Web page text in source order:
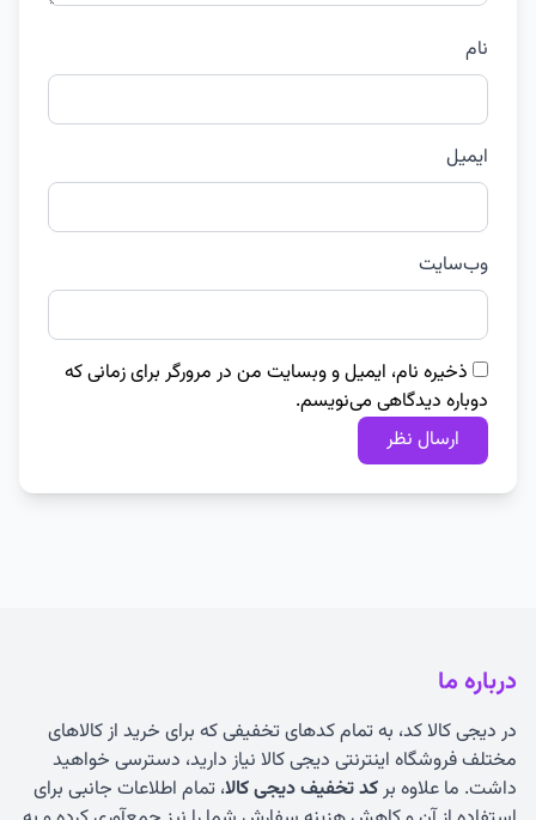
نام
ایمیل
وب‌سایت
ذخیره نام، ایمیل و وبسایت من در مرورگر برای زمانی که
دوباره دیدگاهی می‌نویسم.
درباره ما
در دیجی کالا کد، به تمام کدهای تخفیفی که برای خرید از کالاهای
مختلف فروشگاه اینترنتی دیجی کالا نیاز دارید، دسترسی خواهید
داشت. ما علاوه برکد تخفیف دیجی کالا، تمام اطلاعات جانبی برای